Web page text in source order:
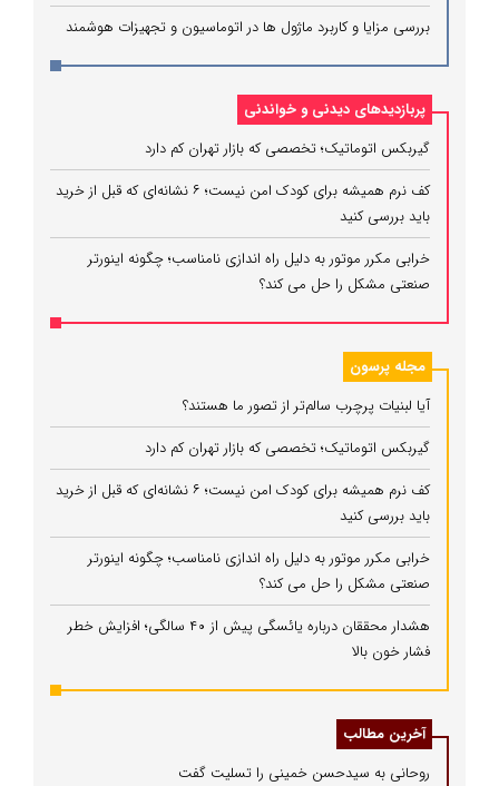
بررسی مزایا و کاربرد ماژول ها در اتوماسیون و تجهیزات هوشمند
پربازدیدهای دیدنی و خواندنی
گیربکس اتوماتیک؛ تخصصی که بازار تهران کم دارد
کف نرم همیشه برای کودک امن نیست؛ ۶ نشانه‌ای که قبل از خرید
باید بررسی کنید
خرابی مکرر موتور به دلیل راه‌ اندازی نامناسب؛ چگونه اینورتر
صنعتی مشکل را حل می‌ کند؟
مجله پرسون
آیا لبنیات پرچرب سالم‌تر از تصور ما هستند؟
گیربکس اتوماتیک؛ تخصصی که بازار تهران کم دارد
کف نرم همیشه برای کودک امن نیست؛ ۶ نشانه‌ای که قبل از خرید
باید بررسی کنید
خرابی مکرر موتور به دلیل راه‌ اندازی نامناسب؛ چگونه اینورتر
صنعتی مشکل را حل می‌ کند؟
هشدار محققان درباره یائسگی پیش از ۴۰ سالگی؛ افزایش خطر
فشار خون بالا
آخرین مطالب
روحانی به سیدحسن خمینی را تسلیت گفت